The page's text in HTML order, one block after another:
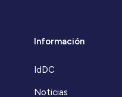
Información
IdDC
Noticias